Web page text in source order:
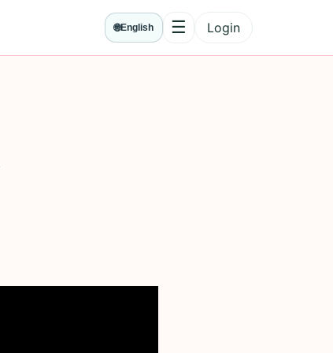
🌐English ☰MenuLogin